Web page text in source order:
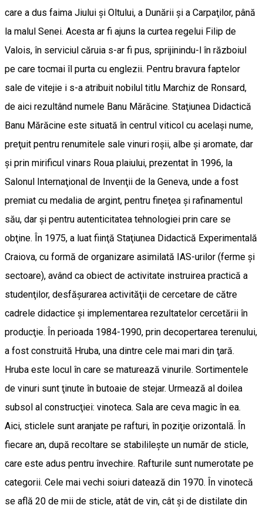
care a dus faima Jiului şi Oltului, a Dunării şi a Carpaţilor, până
la malul Senei. Acesta ar fi ajuns la curtea regelui Filip de
Valois, în serviciul căruia s-ar fi pus, sprijinindu-l în războiul
pe care tocmai îl purta cu englezii. Pentru bravura faptelor
sale de vitejie i s-a atribuit nobilul titlu Marchiz de Ronsard,
de aici rezultând numele Banu Mărăcine. Staţiunea Didactică
Banu Mărăcine este situată în centrul viticol cu acelaşi nume,
preţuit pentru renumitele sale vinuri roşii, albe şi aromate, dar
şi prin mirificul vinars Roua plaiului, prezentat în 1996, la
Salonul Internaţional de Invenţii de la Geneva, unde a fost
premiat cu medalia de argint, pentru fineţea şi rafinamentul
său, dar şi pentru autenticitatea tehnologiei prin care se
obţine. În 1975, a luat fiinţă Staţiunea Didactică Experimentală
Craiova, cu formă de organizare asimilată IAS-urilor (ferme şi
sectoare), având ca obiect de activitate instruirea practică a
studenţilor, desfăşurarea activităţii de cercetare de către
cadrele didactice şi implementarea rezultatelor cercetării în
producţie. În perioada 1984-1990, prin decopertarea terenului,
a fost construită Hruba, una dintre cele mai mari din ţară.
Hruba este locul în care se maturează vinurile. Sortimentele
de vinuri sunt ţinute în butoaie de stejar. Urmează al doilea
subsol al construcţiei: vinoteca. Sala are ceva magic în ea.
Aici, sticlele sunt aranjate pe rafturi, în poziţie orizontală. În
fiecare an, după recoltare se stabilileşte un număr de sticle,
care este adus pentru învechire. Rafturile sunt numerotate pe
categorii. Cele mai vechi soiuri datează din 1970. În vinotecă
se află 20 de mii de sticle, atât de vin, cât şi de distilate din